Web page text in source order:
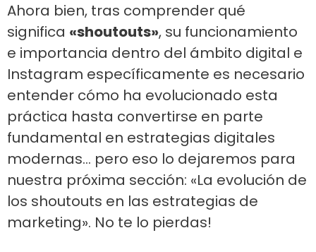
Ahora bien, tras comprender qué
significa «shoutouts», su funcionamiento
e importancia dentro del ámbito digital e
Instagram específicamente es necesario
entender cómo ha evolucionado esta
práctica hasta convertirse en parte
fundamental en estrategias digitales
modernas… pero eso lo dejaremos para
nuestra próxima sección: «La evolución de
los shoutouts en las estrategias de
marketing». No te lo pierdas!